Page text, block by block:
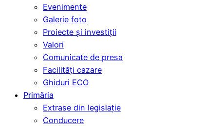
Evenimente
Galerie foto
Proiecte și investiții
Valori
Comunicate de presa
Facilități cazare
Ghiduri ECO
Primăria
Extrase din legislație
Conducere